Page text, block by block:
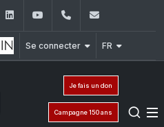
InstagramLinkedInYouTube+961 (1) 421 586
Se connecter FR
Je fais un don
Campagne 150 ans